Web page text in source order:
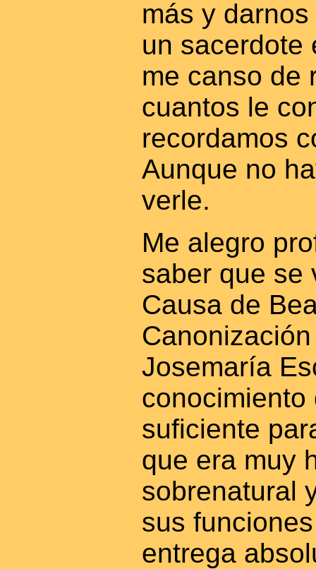
más y
un sacerdote
me canso de
cuantos le
recordamos
Aunque no
verle.
Me alegro
saber que se
Causa de
Josemaría
suficiente
que era muy
sobrenatural
sus
entrega